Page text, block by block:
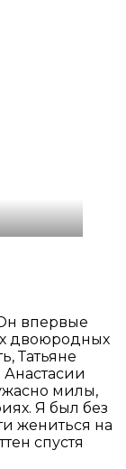
впервые
двоюродных
Татьяне
милы,
Я был без
жениться на
спустя